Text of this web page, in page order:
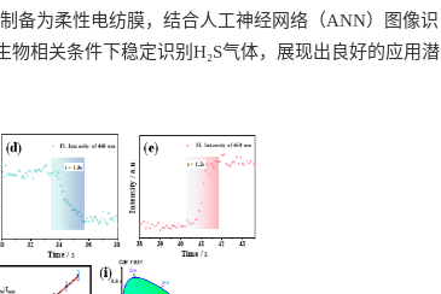
备为柔性电纺膜，结合人工神经网络（ANN）图像识
相关条件下稳定识别H₂S气体，展现出良好的应用潜